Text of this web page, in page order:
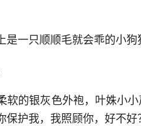
一只顺顺毛就会乖的小狗
的银灰色外袍，叶姝小小
保护我，我照顾你，好不好